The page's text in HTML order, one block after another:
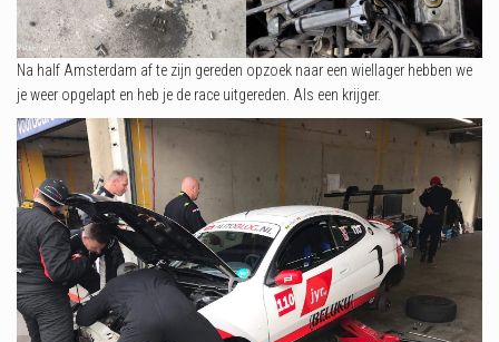
Na half Amsterdam af te zijn gereden opzoek naar een wiellager hebben we
je weer opgelapt en heb je de race uitgereden. Als een krijger.